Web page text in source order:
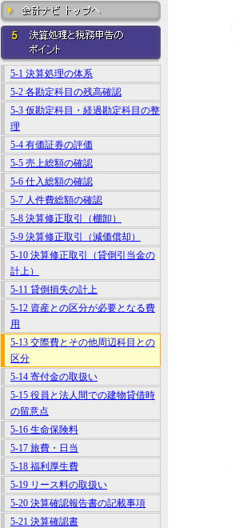
5-1 決算処理の体系
5-2 各勘定科目の残高確認
5-3 仮勘定科目・経過勘定科目の整
理
5-4 有価証券の評価
5-5 売上総額の確認
5-6 仕入総額の確認
5-7 人件費総額の確認
5-8 決算修正取引（棚卸）
5-9 決算修正取引（減価償却）
5-10 決算修正取引（貸倒引当金の
計上）
5-11 貸倒損失の計上
5-12 資産との区分が必要となる費
用
5-13 交際費とその他周辺科目との
区分
5-14 寄付金の取扱い
5-15 役員と法人間での建物貸借時
の留意点
5-16 生命保険料
5-17 旅費・日当
5-18 福利厚生費
5-19 リース料の取扱い
5-20 決算確認報告書の記載事項
5-21 決算確認書